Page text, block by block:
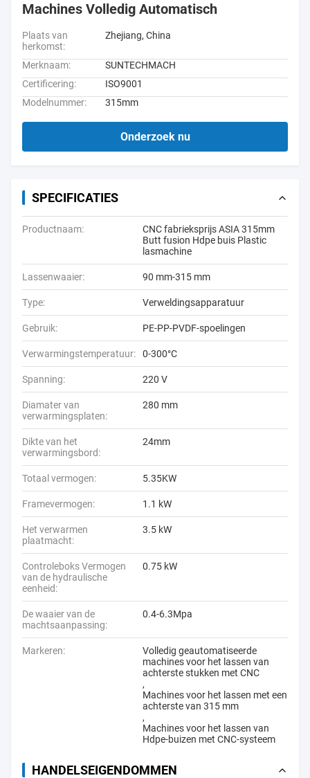
Machines Volledig Automatisch
Plaats van
herkomst:
Zhejiang, China
Merknaam:
SUNTECHMACH
Certificering:
ISO9001
Modelnummer:
315mm
Onderzoek nu
SPECIFICATIES
Productnaam:
CNC fabrieksprijs ASIA 315mm
Butt fusion Hdpe buis Plastic
lasmachine
Lassenwaaier: 90 mm-315 mm
Type: Verweldingsapparatuur
Gebruik: PE-PP-PVDF-spoelingen
Verwarmingstemperatuur: 0-300°C
Spanning: 220 V
Diamater van
verwarmingsplaten:
280 mm
Dikte van het
verwarmingsbord:
24mm
Totaal vermogen: 5.35KW
Framevermogen: 1.1 kW
Het verwarmen
plaatmacht:
3.5 kW
Controleboks Vermogen
van de hydraulische
eenheid:
0.75 kW
De waaier van de
machtsaanpassing:
0.4-6.3Mpa
Markeren:
Volledig geautomatiseerde
machines voor het lassen van
achterste stukken met CNC
,
Machines voor het lassen met een
achterste van 315 mm
,
Machines voor het lassen van
Hdpe-buizen met CNC-systeem
HANDELSEIGENDOMMEN